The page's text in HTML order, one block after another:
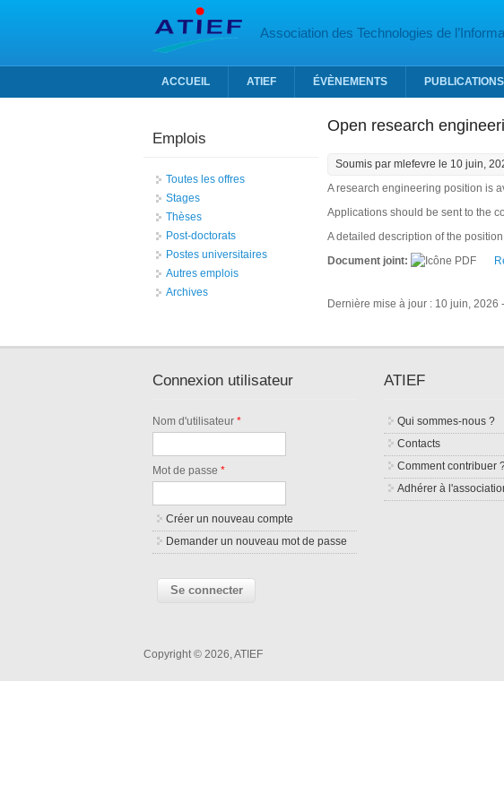
Association des Technologies de
ACCUEIL ATIEF ÉVÈNEMENTS PUBLICATIONS
Open research
Soumis par mlefevre le 10 juin,
A research engineering position is
Applications should be sent to the
A detailed description of the
Document joint:
Dernière mise à jour : 10 juin, 2026
Emplois
Toutes les offres
Stages
Thèses
Post-doctorats
Postes universitaires
Autres emplois
Archives
Connexion utilisateur
Nom d'utilisateur*
Mot de passe*
Créer un nouveau compte
Demander un nouveau mot de passe
ATIEF
Qui sommes-nous ?
Contacts
Comment contribuer
Adhérer à
Copyright © 2026, ATIEF